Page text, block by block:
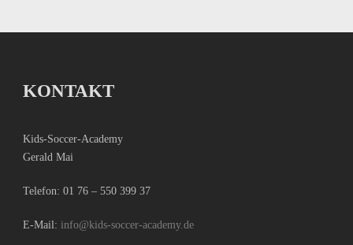
KONTAKT
Kids-Soccer-Academy
Gerald Mai
Telefon: 01 76 – 550 399 37
E-Mail: info@kids-soccer-academy.de